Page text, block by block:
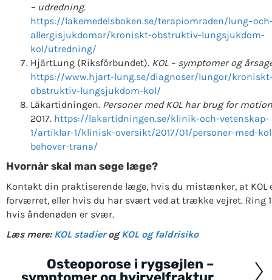
– udredning.
https://lakemedelsboken.se/terapiomraden/
allergisjukdomar/kroniskt-obstruktiv-lungsjukdom-
kol/utredning/
HjärtLung (Riksförbundet). KOL – symptomer og
https://www.hjart-lung.se/diagnoser/lungor/
obstruktiv-lungsjukdom-kol/
Läkartidningen. Personer med KOL har brug for
2017. https://lakartidningen.se/klinik-och-vetenskap-
1/artiklar-1/klinisk-oversikt/2017/01/personer-med-
behover-trana/
Hvornår skal man søge læge?
Kontakt din praktiserende læge, hvis du mistænker, at KOL
forværret, eller hvis du har svært ved at trække vejret. Ring
hvis åndenøden er svær.
Læs mere: KOL stadierogKOL og faldrisiko
PostsOsteoporose i rygsøjlen –